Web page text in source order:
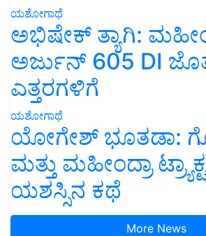
ಯಶೋಗಾಥೆ
ಅಭಿಷೇಕ್ ತ್ಯಾಗಿ:
ಅರ್ಜುನ್ 605 DI
ಎತ್ತರಗಳಿಗೆ
ಯಶೋಗಾಥೆ
ಯೋಗೇಶ್ ಭೂತಡಾ:
ಮತ್ತು ಮಹೀಂದ್ರಾ
ಯಶಸ್ಸಿನ ಕಥೆ
More News